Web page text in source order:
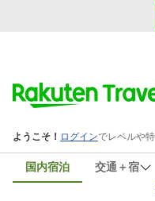
国内宿泊 交通＋宿